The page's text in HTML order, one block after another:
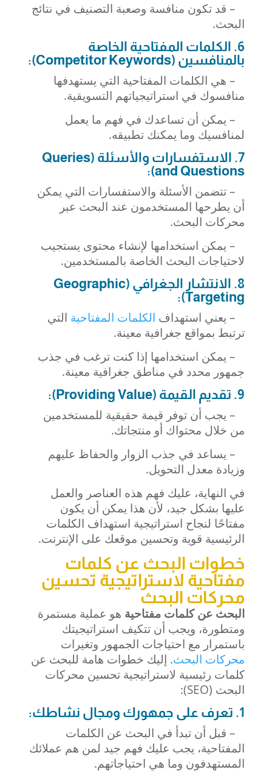
– قد تكون منافسة وصعبة التصنيف في نتائج
البحث.
6. الكلمات المفتاحية الخاصة
بالمنافسين (Competitor Keywords):
– هي الكلمات المفتاحية التي يستهدفها
منافسوك في استراتيجياتهم التسويقية.
– يمكن أن تساعدك في فهم ما يعمل
لمنافسيك وما يمكنك تطبيقه.
7. الاستفسارات والأسئلة (Queries
and Questions):
– تتضمن الأسئلة والاستفسارات التي يمكن
أن يطرحها المستخدمون عند البحث عبر
محركات البحث.
– يمكن استخدامها لإنشاء محتوى يستجيب
لاحتياجات البحث الخاصة بالمستخدمين.
8. الانتشار الجغرافي (Geographic
Targeting):
– يعني استهداف الكلمات المفتاحية التي
ترتبط بمواقع جغرافية معينة.
– يمكن استخدامها إذا كنت ترغب في جذب
جمهور محدد في مناطق جغرافية معينة.
9. تقديم القيمة (Providing Value):
– يجب أن توفر قيمة حقيقية للمستخدمين
من خلال محتواك أو منتجاتك.
– يساعد في جذب الزوار والحفاظ عليهم
وزيادة معدل التحويل.
في النهاية، عليك فهم هذه العناصر والعمل
عليها بشكل جيد، لأن هذا يمكن أن يكون
مفتاحًا لنجاح استراتيجية استهداف الكلمات
الرئيسية قوية وتحسين موقعك على الإنترنت.
خطوات البحث عن كلمات
مفتاحية لاستراتيجية تحسين
محركات البحث
البحث عن كلمات مفتاحية هو عملية مستمرة
ومتطورة، ويجب أن تتكيف استراتيجيتك
باستمرار مع احتياجات الجمهور وتغيرات
محركات البحث. إليك خطوات هامة للبحث عن
كلمات رئيسية لاستراتيجية تحسين محركات
البحث (SEO):
1. تعرف على جمهورك ومجال نشاطك:
– قبل أن تبدأ في البحث عن الكلمات
المفتاحية، يجب عليك فهم جيد لمن هم عملائك
المستهدفون وما هي احتياجاتهم.